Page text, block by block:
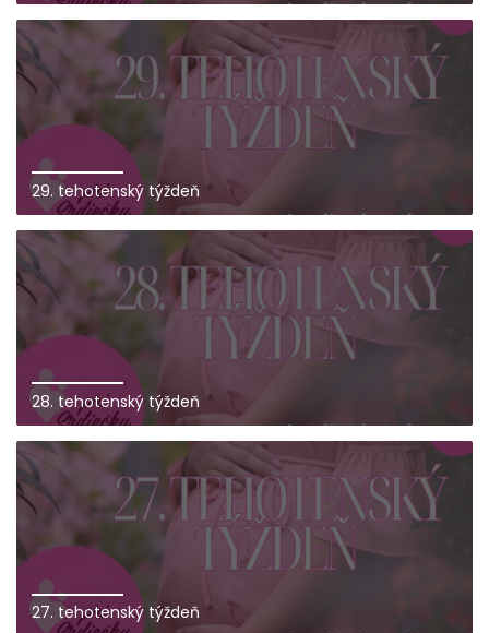
29. tehotenský týždeň
28. tehotenský týždeň
27. tehotenský týždeň